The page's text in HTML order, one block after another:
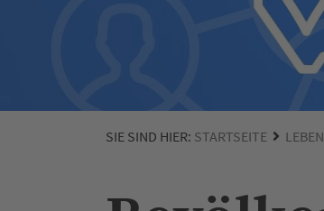
SIE SIND HIER: STARTSEITE